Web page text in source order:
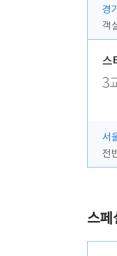
경
객
스
3
서
전
스페